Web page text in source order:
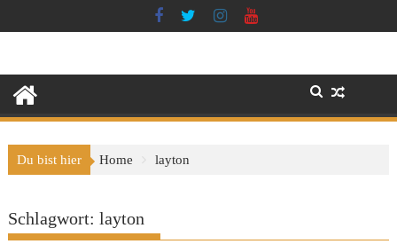
to
Du bist hier Home layton
Schlagwort:layton